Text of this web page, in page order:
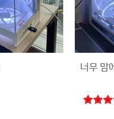
너무 맘